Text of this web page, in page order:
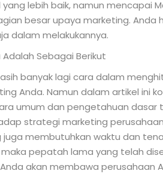
lebih baik, namun mencapai
besar upaya marketing.
dalam melakukannya.
Sebagai Berikut
banyak lagi cara dalam
Anda. Namun dalam artikel ini
umum dan pengetahuan dasar
strategi marketing
juga membutuhkan waktu dan
pepatah lama yang telah
akan membawa perusahaan